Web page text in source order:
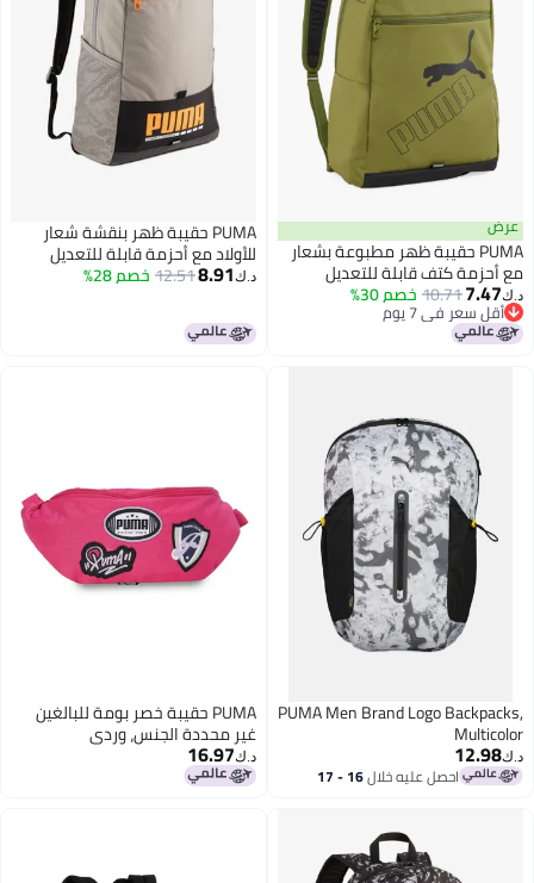
عرض
PUMA حقيبة ظهر مطبوعة بشعار
مع أحزمة كتف قابلة للتعديل
وإغلاق بسحاب
د.ك‏7.47
10.71خصم 30%
أقل سعر في 7 يوم
أقل سعر في 7 يوم
PUMA حقيبة ظهر بنقشة شعار
للأولاد مع أحزمة قابلة للتعديل
وإغلاق بسحاب
د.ك‏8.91
12.51خصم 28%
PUMA Men Brand Logo Backpacks,
Multicolor
د.ك‏12.98
احصل عليه خلال 16 - 17
PUMA حقيبة خصر بومة للبالغين
غير محددة الجنس، وردي
(9176702)د.ك‏16.97